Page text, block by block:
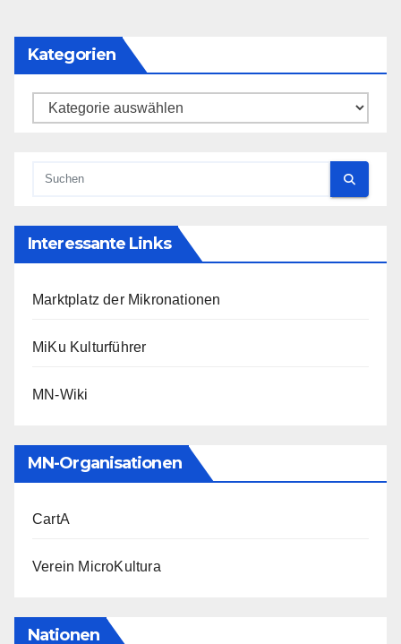
Beiträge
Kategorien
Kategorien
Interessante Links
Marktplatz der Mikronationen
MiKu Kulturführer
MN-Wiki
MN-Organisationen
CartA
Verein MicroKultura
Nationen